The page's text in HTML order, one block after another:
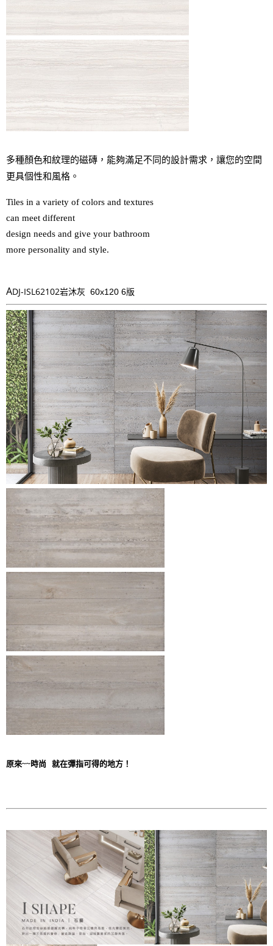
多種顏色和紋理的磁磚，能夠滿足不同的設計需求，讓您的空間
更具個性和風格。
Tiles in a variety of colors and textures
can meet different
design needs and give your bathroom
more personality and style.
ADJ-ISL62102岩沐灰 60x120 6版
原來~~時尚 就在彈指可得的地方！